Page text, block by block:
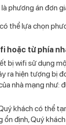
phương án đơn
thể lựa chọn
hoặc từ phía
bị wifi sử dụng
ra hiện tượng bị
nhà mạng như:
khách có thể
ổn định, Quý